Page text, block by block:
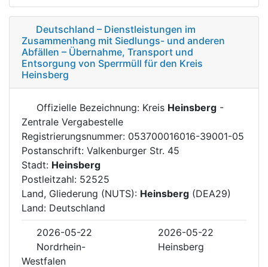
Deutschland – Dienstleistungen im
Zusammenhang mit Siedlungs- und anderen
Abfällen – Übernahme, Transport und
Entsorgung von Sperrmüll für den Kreis
Heinsberg
Offizielle Bezeichnung: Kreis Heinsberg -
Zentrale Vergabestelle
Registrierungsnummer: 053700016016-39001-05
Postanschrift: Valkenburger Str. 45
Stadt: Heinsberg
Postleitzahl: 52525
Land, Gliederung (NUTS): Heinsberg (DEA29)
Land: Deutschland
2026-05-22
2026-05-22
Nordrhein-
Westfalen
Heinsberg